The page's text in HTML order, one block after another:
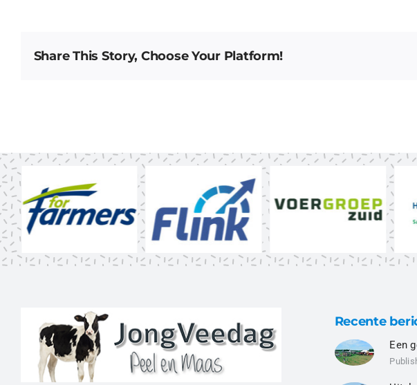
Share This Story, Choose Your Platform!
Recente
Een